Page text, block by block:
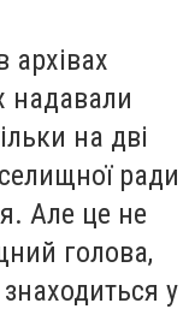
архівах
надавали
на дві
ради
Але це не
голова,
у